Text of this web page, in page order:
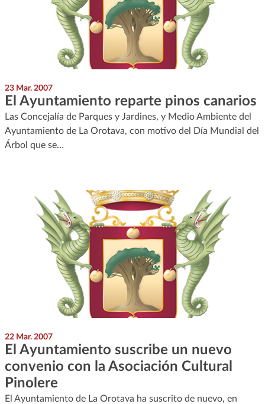
23 Mar. 2007
El Ayuntamiento reparte pinos canarios
Las Concejalía de Parques y Jardines, y Medio Ambiente del
Ayuntamiento de La Orotava, con motivo del Día Mundial del
Árbol que se…
22 Mar. 2007
El Ayuntamiento suscribe un nuevo
convenio con la Asociación Cultural
Pinolere
El Ayuntamiento de La Orotava ha suscrito de nuevo, en